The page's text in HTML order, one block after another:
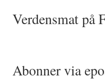
Verdensmat på
Abonner via